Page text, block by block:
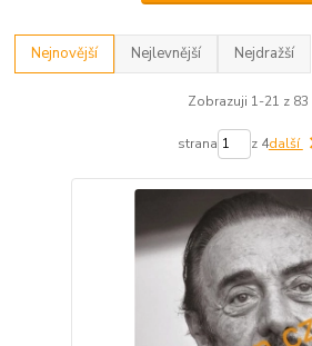
Nejnovější Nejlevnější Nejdražší
Zobrazuji 1-21 z 83
strana z 4další